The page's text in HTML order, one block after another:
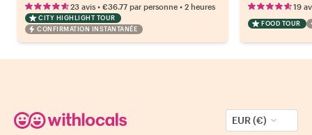
23 avis • €36.77 par personne • 2 heures
CITY HIGHLIGHT TOUR
CONFIRMATION INSTANTANÉE
19
FOOD TOUR
EUR (€)